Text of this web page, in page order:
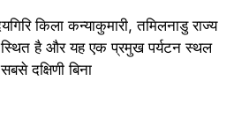
किला कन्याकुमारी, तमिलनाडु राज्य
है और यह एक प्रमुख पर्यटन स्थल
दक्षिणी बिना